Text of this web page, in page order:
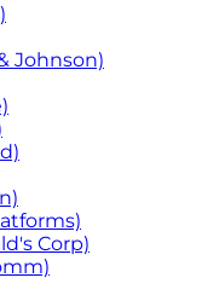
Johnson)
Corp)